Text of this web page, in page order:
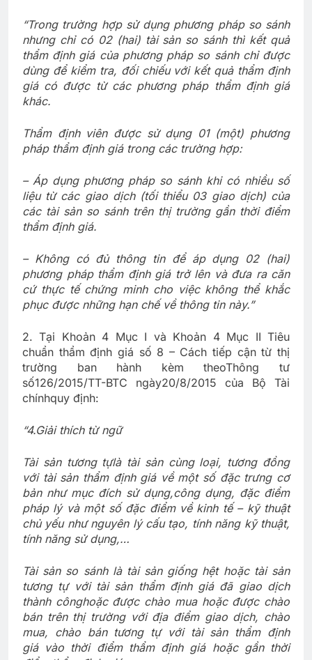
“Trong trường hợp sử dụng phương pháp so sánh
nhưng chỉ có 02 (hai) tài sản so sánh thì kết quả
thẩm định giá của phương pháp so sánh chỉ được
dùng để kiểm tra, đối chiếu với kết quả thẩm định
giá có được từ các phương pháp thẩm định giá
khác.
Thẩm định viên được sử dụng 01 (một) phương
pháp thẩm định giá trong các trường hợp:
– Áp dụng phương pháp so sánh khi có nhiều số
liệu từ các giao dịch (tối thiểu 03 giao dịch) của
các tài sản so sánh trên thị trường gần thời điểm
thẩm định giá.
– Không có đủ thông tin để áp dụng 02 (hai)
phương pháp thẩm định giá trở lên và đưa ra căn
cứ thực tế chứng minh cho việc không thể khắc
phục được những hạn chế về thông tin này.”
2. Tại Khoản 4 Mục I và Khoản 4 Mục II Tiêu
chuẩn thẩm định giá số 8 – Cách tiếp cận từ thị
trường ban hành kèm theoThông tư
số126/2015/TT-BTC ngày20/8/2015 của Bộ Tài
chínhquy định:
“4.Giải thích từ ngữ
Tài sản tương tựlà tài sản cùng loại, tương đồng
với tài sản thẩm định giá về một số đặc trưng cơ
bản như mục đích sử dụng,công dụng, đặc điểm
pháp lý và một số đặc điểm về kinh tế – kỹ thuật
chủ yếu như nguyên lý cấu tạo, tính năng kỹ thuật,
tính năng sử dụng,…
Tài sản so sánh là tài sản giống hệt hoặc tài sản
tương tự với tài sản thẩm định giá đã giao dịch
thành cônghoặc được chào mua hoặc được chào
bán trên thị trường với địa điểm giao dịch, chào
mua, chào bán tương tự với tài sản thẩm định
giá vào thời điểm thẩm định giá hoặc gần thời